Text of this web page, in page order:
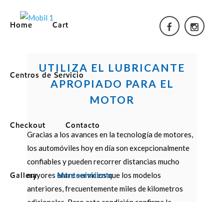
Home Cart
Centros de Servicio
Checkout Contacto
Gallery Mantenimiento
UTILIZA EL LUBRICANTE
APROPIADO PARA EL
MOTOR
Gracias a los avances en la tecnología de motores,
los automóviles hoy en día son excepcionalmente
confiables y pueden recorrer distancias mucho
mayores entre servicios que los modelos
anteriores, frecuentemente miles de kilometros